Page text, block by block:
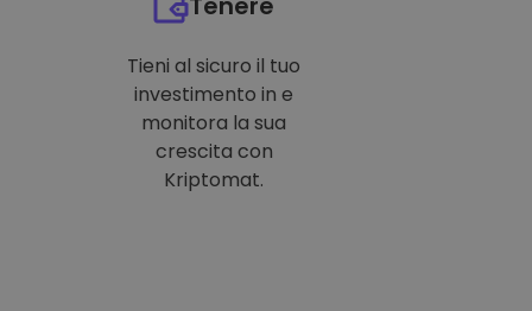
Tieni al sicuro il tuo
investimento in e
monitora la sua
crescita con
Kriptomat.